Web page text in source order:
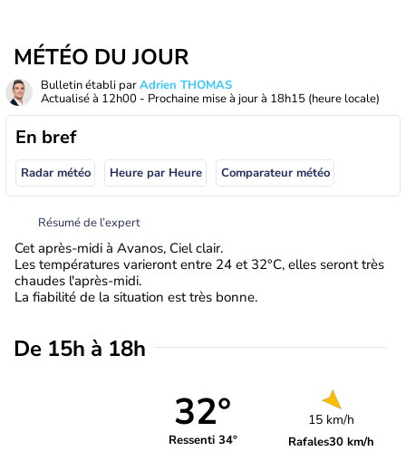
MÉTÉO DU JOUR
Bulletin établi parAdrien THOMAS
Actualisé à 12h00 - Prochaine mise à jour à 18h15 (heure locale)
En bref
Radar météo Heure par Heure Comparateur météo
Résumé de l’expert
Cet après-midi à Avanos, Ciel clair.
Les températures varieront entre 24 et 32°C, elles seront très
chaudes l'après-midi.
La fiabilité de la situation est très bonne.
De 15h à 18h
32°
Ressenti 34°
15 km/h
Rafales30 km/h